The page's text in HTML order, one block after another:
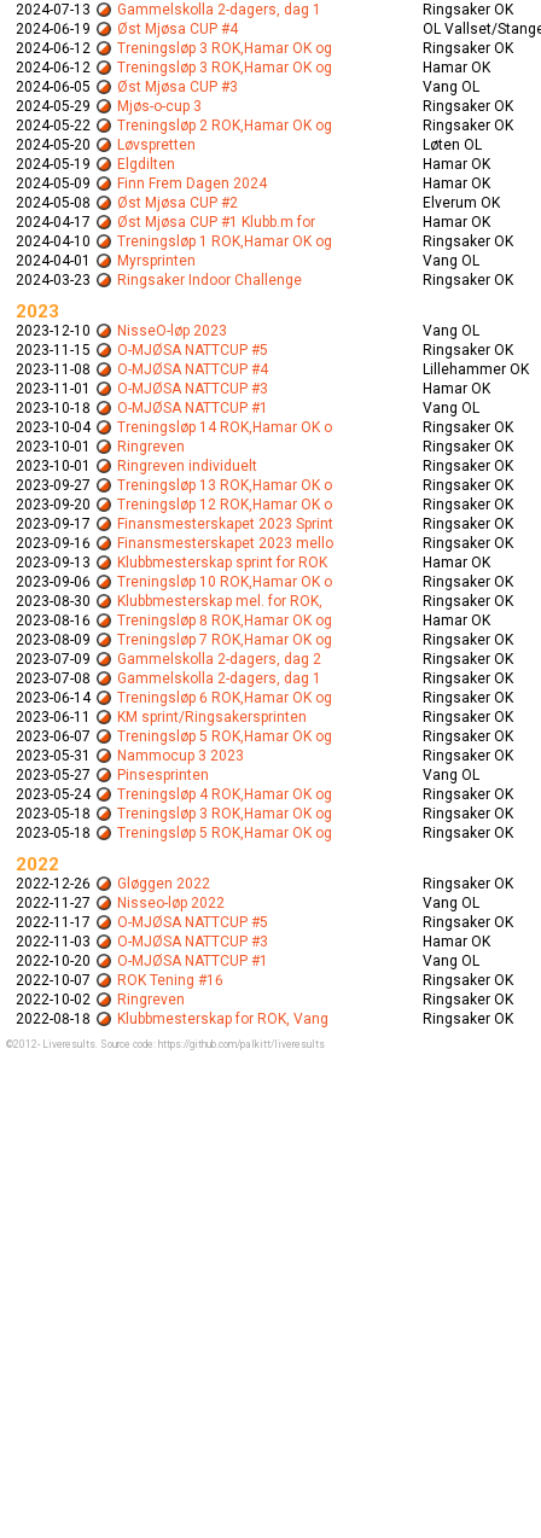
2024-07-13
Gammelskolla 2-dagers, dag 1
Ringsaker OK
2024-06-19
Øst Mjøsa CUP #4
OL Vallset/
2024-06-12
Treningsløp 3 ROK,Hamar OK og
Ringsaker OK
2024-06-12
Treningsløp 3 ROK,Hamar OK og
Hamar OK
2024-06-05
Øst Mjøsa CUP #3
Vang OL
2024-05-29
Mjøs-o-cup 3
Ringsaker OK
2024-05-22
Treningsløp 2 ROK,Hamar OK og
Ringsaker OK
2024-05-20
Løvspretten
Løten OL
2024-05-19
Elgdilten
Hamar OK
2024-05-09
Finn Frem Dagen 2024
Hamar OK
2024-05-08
Øst Mjøsa CUP #2
Elverum OK
2024-04-17
Øst Mjøsa CUP #1 Klubb.m for
Hamar OK
2024-04-10
Treningsløp 1 ROK,Hamar OK og
Ringsaker OK
2024-04-01
Myrsprinten
Vang OL
2024-03-23
Ringsaker Indoor Challenge Ringsaker OK
2023
2023-12-10 NisseO-løp 2023
Vang OL
2023-11-15
O-MJØSA NATTCUP #5
Ringsaker OK
2023-11-08
O-MJØSA NATTCUP #4
Lillehammer OK
2023-11-01
O-MJØSA NATTCUP #3
Hamar OK
2023-10-18
O-MJØSA NATTCUP #1
Vang OL
2023-10-04
Treningsløp 14 ROK,Hamar OK o
Ringsaker OK
2023-10-01
Ringreven
Ringsaker OK
2023-10-01
Ringreven individuelt
Ringsaker OK
2023-09-27
Treningsløp 13 ROK,Hamar OK o
Ringsaker OK
2023-09-20
Treningsløp 12 ROK,Hamar OK o
Ringsaker OK
2023-09-17
Finansmesterskapet 2023 Sprint
Ringsaker OK
2023-09-16
Finansmesterskapet 2023 mello
Ringsaker OK
2023-09-13
Klubbmesterskap sprint for ROK
Hamar OK
2023-09-06
Treningsløp 10 ROK,Hamar OK o
Ringsaker OK
2023-08-30
Klubbmesterskap mel. for ROK,
Ringsaker OK
2023-08-16
Treningsløp 8 ROK,Hamar OK og
Hamar OK
2023-08-09
Treningsløp 7 ROK,Hamar OK og
Ringsaker OK
2023-07-09
Gammelskolla 2-dagers, dag 2
Ringsaker OK
2023-07-08
Gammelskolla 2-dagers, dag 1
Ringsaker OK
2023-06-14
Treningsløp 6 ROK,Hamar OK og
Ringsaker OK
2023-06-11
KM sprint/Ringsakersprinten
Ringsaker OK
2023-06-07
Treningsløp 5 ROK,Hamar OK og
Ringsaker OK
2023-05-31
Nammocup 3 2023
Ringsaker OK
2023-05-27
Pinsesprinten
Vang OL
2023-05-24
Treningsløp 4 ROK,Hamar OK og
Ringsaker OK
2023-05-18
Treningsløp 3 ROK,Hamar OK og
Ringsaker OK
2023-05-18
Treningsløp 5 ROK,Hamar OK og Ringsaker OK
2022
2022-12-26 Gløggen 2022
Ringsaker OK
2022-11-27
Nisseo-løp 2022
Vang OL
2022-11-17
O-MJØSA NATTCUP #5
Ringsaker OK
2022-11-03
O-MJØSA NATTCUP #3
Hamar OK
2022-10-20
O-MJØSA NATTCUP #1
Vang OL
2022-10-07
ROK Tening #16
Ringsaker OK
2022-10-02
Ringreven
Ringsaker OK
2022-08-18
Klubbmesterskap for ROK, Vang Ringsaker OK
©2012- Liveresults. Source code: https://github.com/palkitt/liveresults